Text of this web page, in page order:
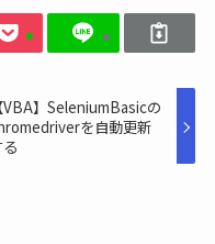
【VBA】SeleniumBasicの
を自動更新